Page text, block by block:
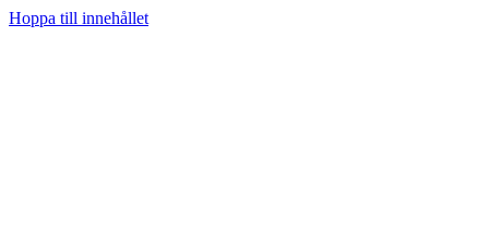
Hoppa till innehållet